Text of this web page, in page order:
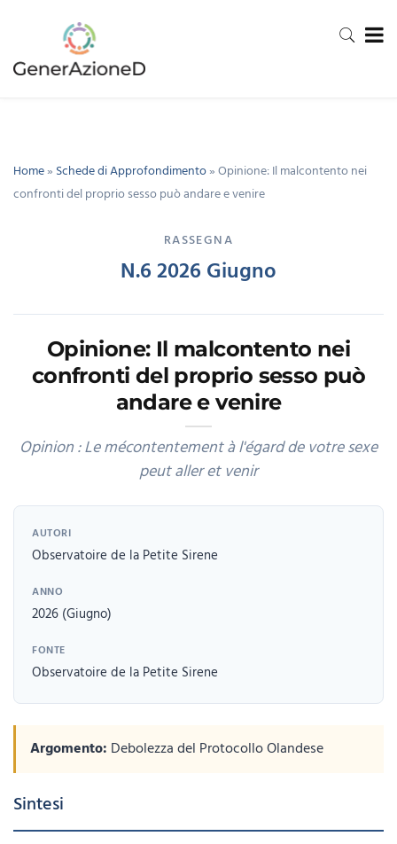
Home» Schede di Approfondimento»Opinione: Il malcontento nei
confronti del proprio sesso può andare e venire
RASSEGNA
N.6 2026 Giugno
Opinione: Il malcontento nei
confronti del proprio sesso può
andare e venire
Opinion : Le mécontentement à l'égard de votre sexe
peut aller et venir
AUTORI
Observatoire de la Petite Sirene
ANNO
2026 (Giugno)
FONTE
Observatoire de la Petite Sirene
Argomento: Debolezza del Protocollo Olandese
Sintesi